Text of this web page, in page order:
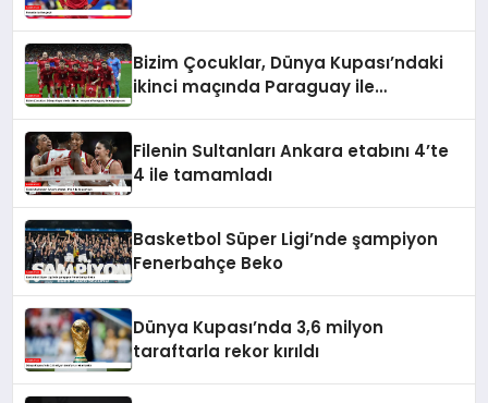
Bizim Çocuklar, Dünya Kupası’ndaki
ikinci maçında Paraguay ile
Filenin Sultanları Ankara etabını 4’te
4 ile tamamladı
Basketbol Süper Ligi’nde şampiyon
Fenerbahçe Beko
Dünya Kupası’nda 3,6 milyon
taraftarla rekor kırıldı